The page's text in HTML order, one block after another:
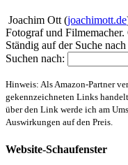
Joachim Ott (joachimott.de
Fotograf und
Ständig auf der Suche
Suchen nach:
Hinweis: Als Amazon-Partner
gekennzeichneten Links
über den Link werde ich am
Auswirkungen auf den Preis.
Website-Schaufenster